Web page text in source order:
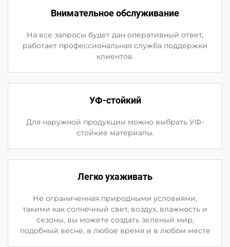
Внимательное обслуживание
На все запросы будет дан оперативный ответ,
работает профессиональная служба поддержки
клиентов.
УФ-стойкий
Для наружной продукции можно выбрать УФ-
стойкие материалы.
Легко ухаживать
Не ограниченная природными условиями,
такими как солнечный свет, воздух, влажность и
сезоны, вы можете создать зеленый мир,
подобный весне, в любое время и в любом месте